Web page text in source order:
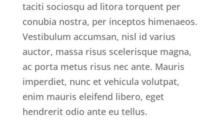
taciti sociosqu ad litora torquent per
conubia nostra, per inceptos himenaeos.
Vestibulum accumsan, nisl id varius
auctor, massa risus scelerisque magna,
ac porta metus risus nec ante. Mauris
imperdiet, nunc et vehicula volutpat,
enim mauris eleifend libero, eget
hendrerit odio ante eu tellus.